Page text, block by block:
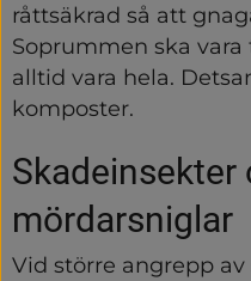
råttsäkrad så att
Soprummen ska
alltid vara hela.
komposter.
Skadeinsekter
mördarsniglar
Vid större angrepp